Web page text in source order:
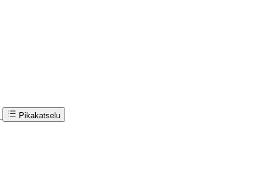
Pikakatselu